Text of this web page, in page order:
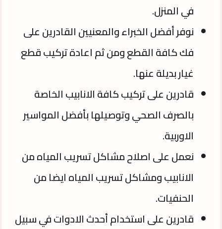
في المنزل.
نوفر أفضل الخبراء والمعنيين القادرين على
فك كافة القطع ومن ثم اعادة تركيب قطع
غيار بديلة عنها.
قادرين على تركيب كافة الانابيب الخاصة
بالصرف الصحي وتوصيلها بأفضل المواسير
الاوربية.
نعمل على اصلاح مشاكل تسريب المياه من
الانابيب ومشاكل تسريب المياه ايضا من
الحنفيات.
قادرين على استخدام أحدث الادوات في سبيل